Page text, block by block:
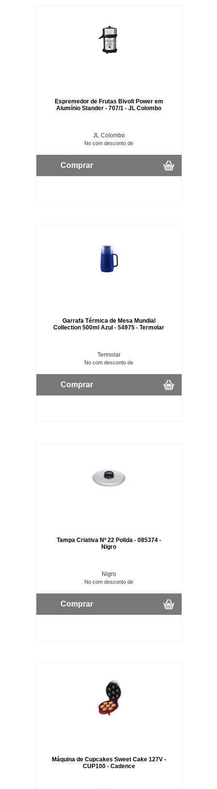
Espremedor de Frutas Bivolt Power em
Alumínio Stander - 707/1 - JL Colombo
JL Colombo
No com desconto de
Comprar
Garrafa Térmica de Mesa Mundial
Collection 500ml Azul - 54975 - Termolar
Termolar
No com desconto de
Comprar
Tampa Criativa Nº 22 Polida - 085374 -
Nigro
Nigro
No com desconto de
Comprar
Máquina de Cupcakes Sweet Cake 127V -
CUP100 - Cadence